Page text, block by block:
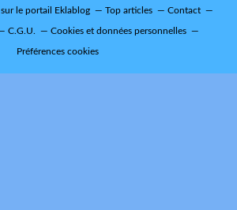
sur le portail Eklablog Top articles Contact
C.G.U. Cookies et données personnelles
Préférences cookies